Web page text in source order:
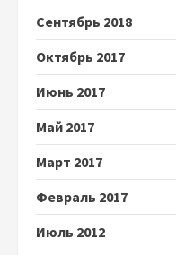
Сентябрь 2018
Октябрь 2017
Июнь 2017
Май 2017
Март 2017
Февраль 2017
Июль 2012